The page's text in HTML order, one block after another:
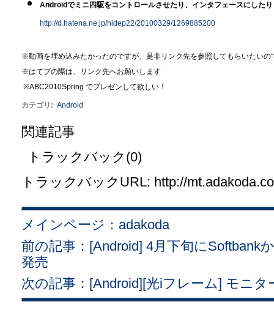
Androidでミニ四駆をコントロールさせたり、インタフェースにした
http://d.hatena.ne.jp/hidep22/20100329/1269885200
※動画を埋め込みたかったのですが、是非リンク先を参照してもらいたいの
※はてブの際は、リンク先へお願いします
※ABC2010Spring でプレゼンして欲しい！
カテゴリ : Android
関連記事
トラックバック(0)
トラックバックURL: http://
メインページ：adakoda
前の記事：[Android] 4月下旬にSoftbank
発売
次の記事：[Android][光iフレーム] モニ